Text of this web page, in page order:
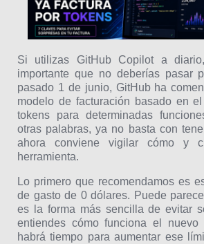
Si utilizas GitHub Copilot a
importante que no deberías pasar
pasado 1 de junio, GitHub ha
modelo de facturación basado en
tokens para determinadas
otras palabras, ya no basta con
ahora conviene vigilar cómo y
herramienta.
Lo primero que recomendamos es
de gasto de 0 dólares. Puede
es la forma más sencilla de evitar
entiendes cómo funciona el nuevo
habrá tiempo para aumentar ese